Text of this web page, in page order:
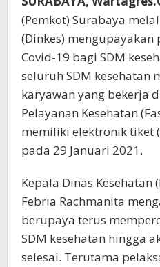
(Pemkot) Surabaya
(Dinkes) mengupayakan
Covid-19 bagi SDM
seluruh SDM kesehatan
karyawan yang bekerja
Pelayanan Kesehatan
memiliki elektronik tiket
pada 29 Januari 2021.
Kepala Dinas Kesehatan
Febria Rachmanita
berupaya terus
SDM kesehatan hingga
selesai. Terutama